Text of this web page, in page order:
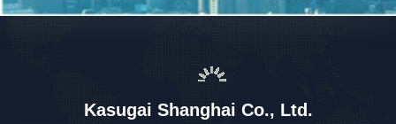
Kasugai Shanghai Co., Ltd.